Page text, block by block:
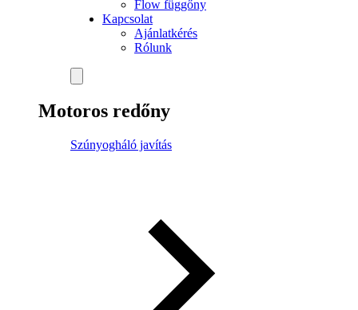
Flow függőny
Kapcsolat
Ajánlatkérés
Rólunk
Motoros redőny
Szúnyogháló javítás